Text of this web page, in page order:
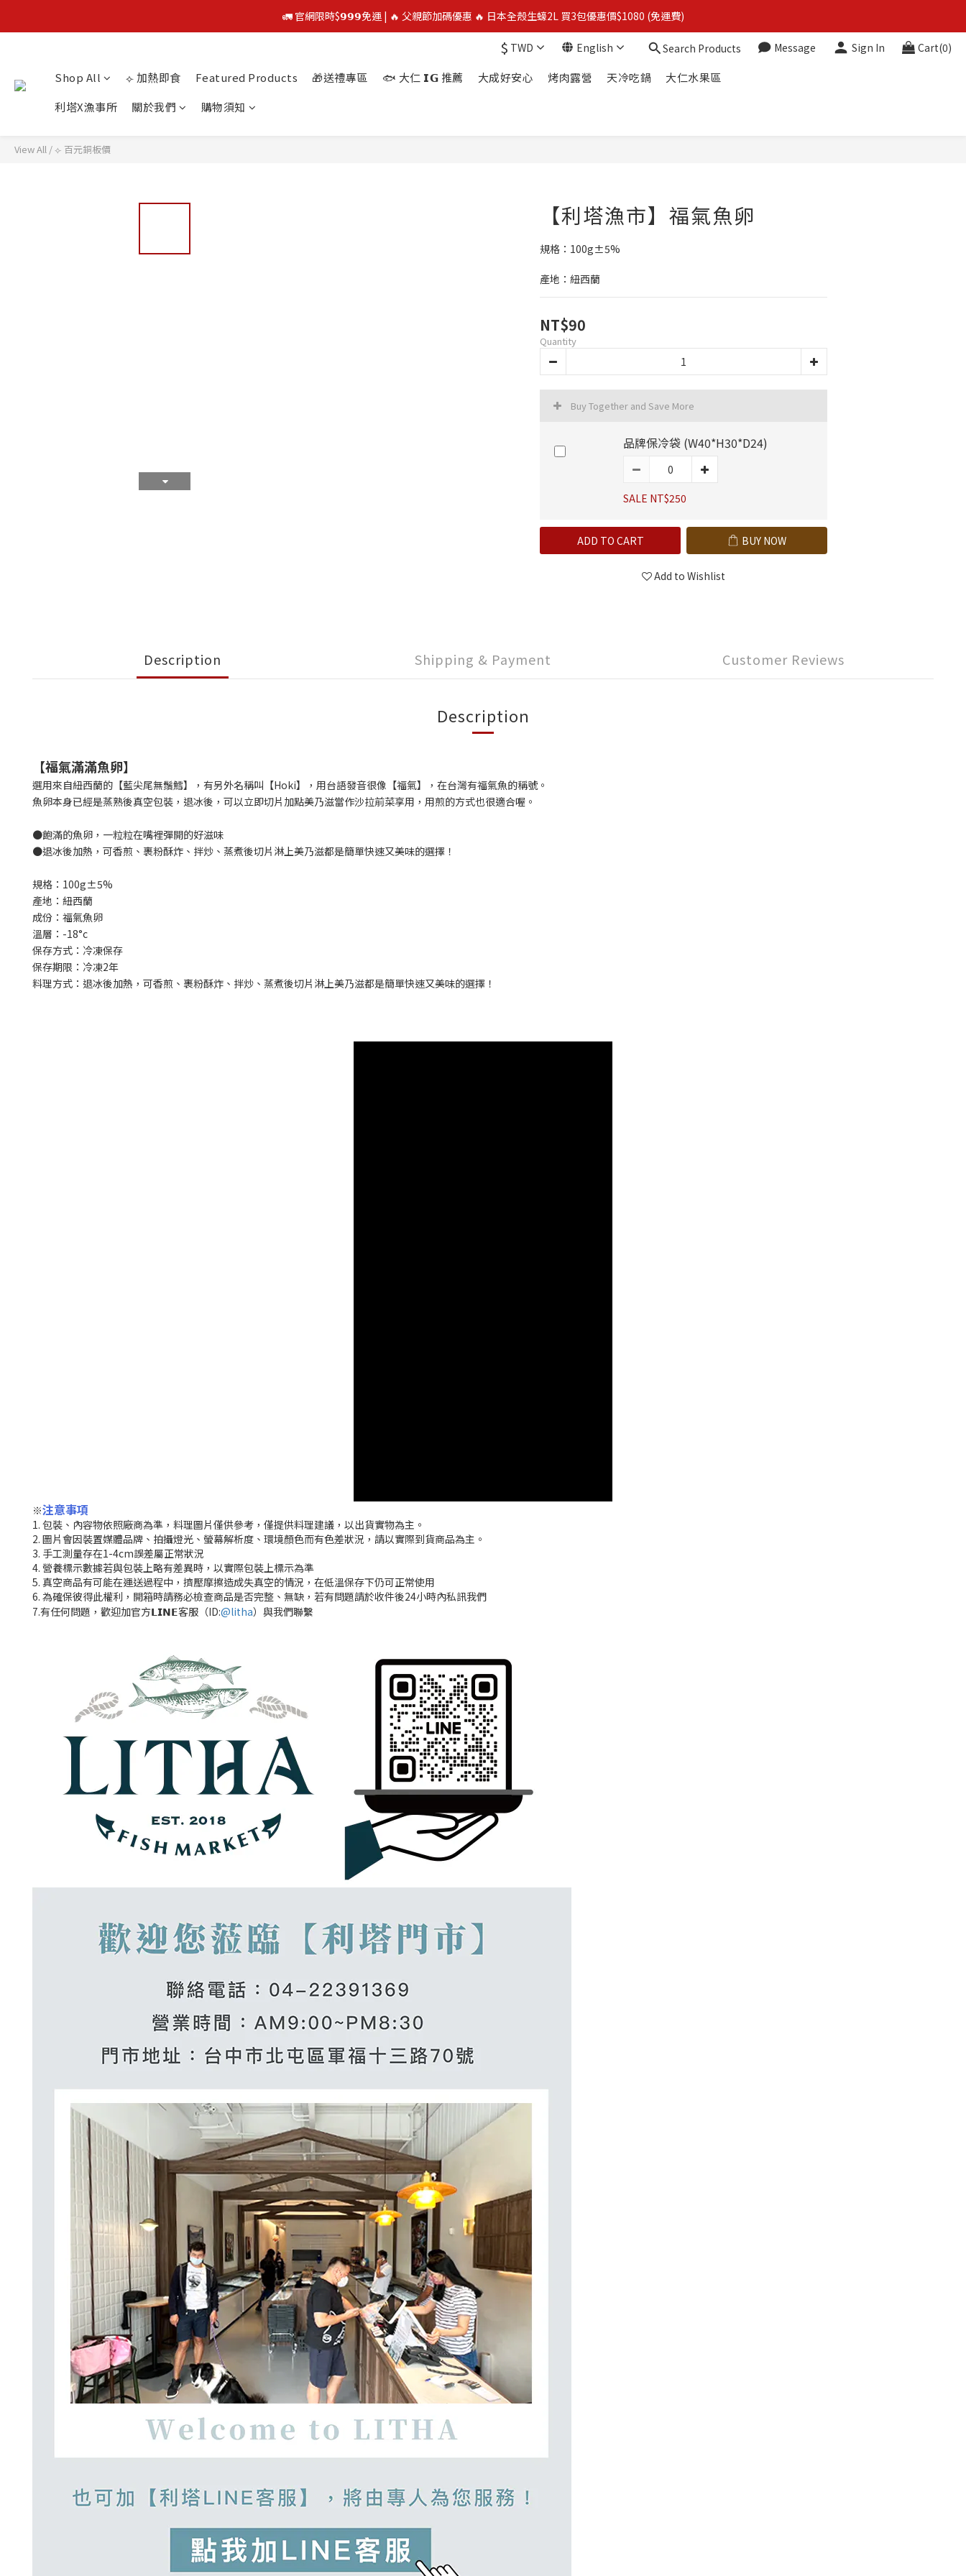
🚛 官網限時$𝟵𝟵𝟵免運 | 🔥 父親節加碼優惠 🔥 日本全殼生蠔2L 買3包優惠價$1080 (免運費)
🚛 官網限時$𝟵𝟵𝟵免運 | 🔥 父親節加碼優惠 🔥 日本全殼生蠔2L 買3包優惠價$1080 (免運費)
⭐️ 買二送一 ⭐️  冷凍榴槤❄️ 越南干堯/貓山王/金枕頭榴槤 單盒最低$300起
🔥 父親節優惠殺 🔥 挪威鮭魚片4包$888
$ TWD English Search Products Message Sign In Cart(0)
Shop All ⟣ 加熱即食 Featured Products 🎁送禮專區 🐟 大仁 𝗜𝗚 推薦 大成好安心 烤肉露營 天冷吃鍋
大仁水果區
利塔X漁事所
關於我們 購物須知
View All /⟣ 百元銅板價
【利塔漁市】福氣魚卵
規格：100g±5%
產地：紐西蘭
NT$90
Quantity
Buy Together and Save More
品牌保冷袋 (W40*H30*D24)
SALE NT$250
ADD TO CART BUY NOW
Add to Wishlist
Description Shipping & Payment Customer Reviews
Description
【福氣滿滿魚卵】
選用來自紐西蘭的【藍尖尾無鬚鱈】，有另外名稱叫【Hoki】，用台語發音很像【福氣】，在台灣有福氣魚的稱號。
魚卵本身已經是蒸熟後真空包裝，退冰後，可以立即切片加點美乃滋當作沙拉前菜享用，用煎的方式也很適合喔。
●飽滿的魚卵，一粒粒在嘴裡彈開的好滋味
●退冰後加熱，可香煎、裹粉酥炸、拌炒、蒸煮後切片淋上美乃滋都是簡單快速又美味的選擇！
規格：100g±5%
產地：紐西蘭
成份：福氣魚卵
溫層：-18°c
保存方式：冷凍保存
保存期限：冷凍2年
料理方式：退冰後加熱，可香煎、裹粉酥炸、拌炒、蒸煮後切片淋上美乃滋都是簡單快速又美味的選擇！
※注意事項
1. 包裝、內容物依照廠商為準，料理圖片僅供參考，僅提供料理建議，以出貨實物為主。
2. 圖片會因裝置媒體品牌、拍攝燈光、螢幕解析度、環境顏色而有色差狀況，請以實際到貨商品為主。
3. 手工測量存在1-4cm誤差屬正常狀況
4. 營養標示數據若與包裝上略有差異時，以實際包裝上標示為準
5. 真空商品有可能在運送過程中，擠壓摩擦造成失真空的情況，在低溫保存下仍可正常使用
6. 為確保彼得此權利，開箱時請務必檢查商品是否完整、無缺，若有問題請於收件後24小時內私訊我們
7.有任何問題，歡迎加官方𝗟𝗜𝗡𝗘客服（ID:@litha）與我們聯繫